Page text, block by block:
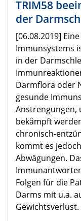
TRIM58
der
[06.08.2019]
Immunsystems
in der
Darmflora oder
gesunde
Anstrengungen,
bekämpft
chronisch-
kommt es
Abwägungen.
Folgen für die
Darms mit u.a.
Gewichtsverlust.